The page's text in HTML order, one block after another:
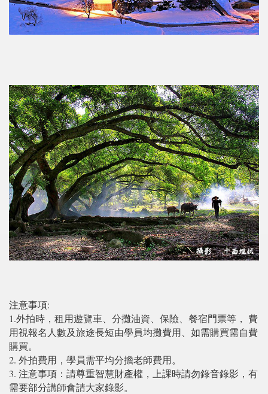
注意事項:
1.外拍時，租用遊覽車、分攤油資、保險、餐宿門票等， 費
用視報名人數及旅途長短由學員均攤費用、如需購買需自費
購買。
2. 外拍費用，學員需平均分擔老師費用。
3. 注意事項：請尊重智慧財產權，上課時請勿錄音錄影，有
需要部分講師會請大家錄影。